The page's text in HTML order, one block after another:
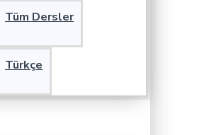
Tüm Dersler
Türkçe